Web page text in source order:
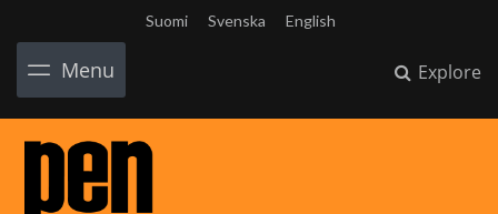
Suomi Svenska English
Menu Explore